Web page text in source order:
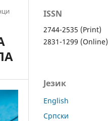
ISSN
2744-2535 (Print)
2831-1299 (Online)
Језик
English
Cрпски